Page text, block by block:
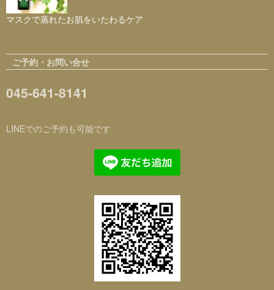
マスクで蒸れたお肌をいたわるケア
ご予約・お問い合せ
045-641-8141
LINEでのご予約も可能です